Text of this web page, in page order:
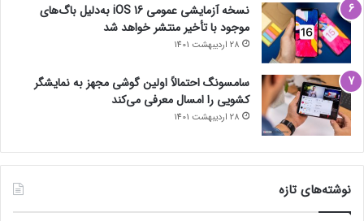
نسخه آزمایشی عمومی iOS 16 به‌دلیل باگ‌های
موجود با تأخیر منتشر خواهد شد
28 اردیبهشت 1401
سامسونگ احتمالاً اولین گوشی مجهز به نمایشگر
کشویی را امسال معرفی می‌کند
28 اردیبهشت 1401
نوشته‌های تازه